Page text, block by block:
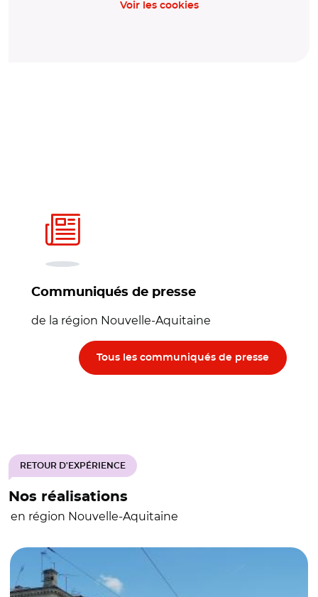
Voir les cookies
Communiqués de presse
de la région Nouvelle-Aquitaine
Tous les communiqués de presse
RETOUR D'EXPÉRIENCE
Nos réalisations
en région Nouvelle-Aquitaine